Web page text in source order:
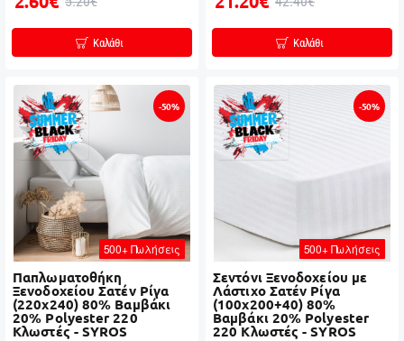
Καλάθι Καλάθι
500+ Πωλήσεις
-50%
Παπλωματοθήκη
Ξενοδοχείου Σατέν Ρίγα
(220x240) 80% Βαμβάκι
20% Polyester 220
Κλωστές - SYROS
500+ Πωλήσεις
-50%
Σεντόνι Ξενοδοχείου με
Λάστιχο Σατέν Ρίγα
(100x200+40) 80%
Βαμβάκι 20% Polyester
220 Κλωστές - SYROS